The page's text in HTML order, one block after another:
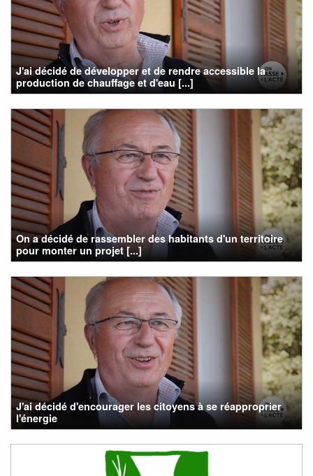
J'ai décidé de développer et de rendre accessible la
production de chauffage et d'eau [...]
On a décidé de rassembler des habitants d'un territoire
pour monter un projet [...]
J'ai décidé d'encourager les citoyens à se réapproprier
l'énergie